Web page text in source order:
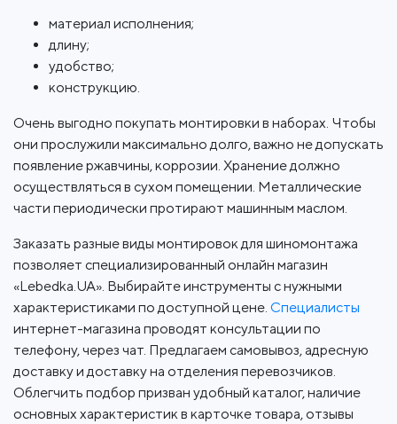
материал исполнения;
длину;
удобство;
конструкцию.
Очень выгодно покупать монтировки в наборах. Чтобы
они прослужили максимально долго, важно не допускать
появление ржавчины, коррозии. Хранение должно
осуществляться в сухом помещении. Металлические
части периодически протирают машинным маслом.
Заказать разные виды монтировок для шиномонтажа
позволяет специализированный онлайн магазин
«Lebedka.UA». Выбирайте инструменты с нужными
характеристиками по доступной цене. Специалисты
интернет-магазина проводят консультации по
телефону, через чат. Предлагаем самовывоз, адресную
доставку и доставку на отделения перевозчиков.
Облегчить подбор призван удобный каталог, наличие
основных характеристик в карточке товара, отзывы